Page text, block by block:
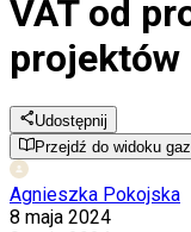
VAT od
projektów
Udostępnij
Przejdź do widoku
Agnieszka Pokojska
8 maja 2024